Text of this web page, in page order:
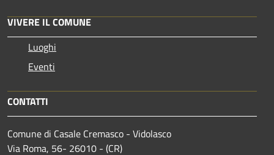
VIVERE IL COMUNE
Luoghi
Eventi
CONTATTI
Comune di Casale Cremasco - Vidolasco
Via Roma, 56- 26010 - (CR)